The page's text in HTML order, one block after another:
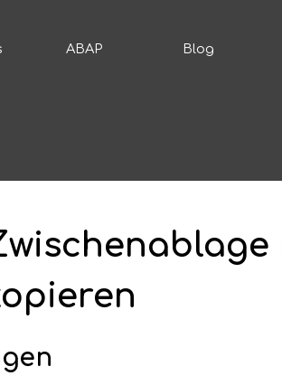
ABAP Blog